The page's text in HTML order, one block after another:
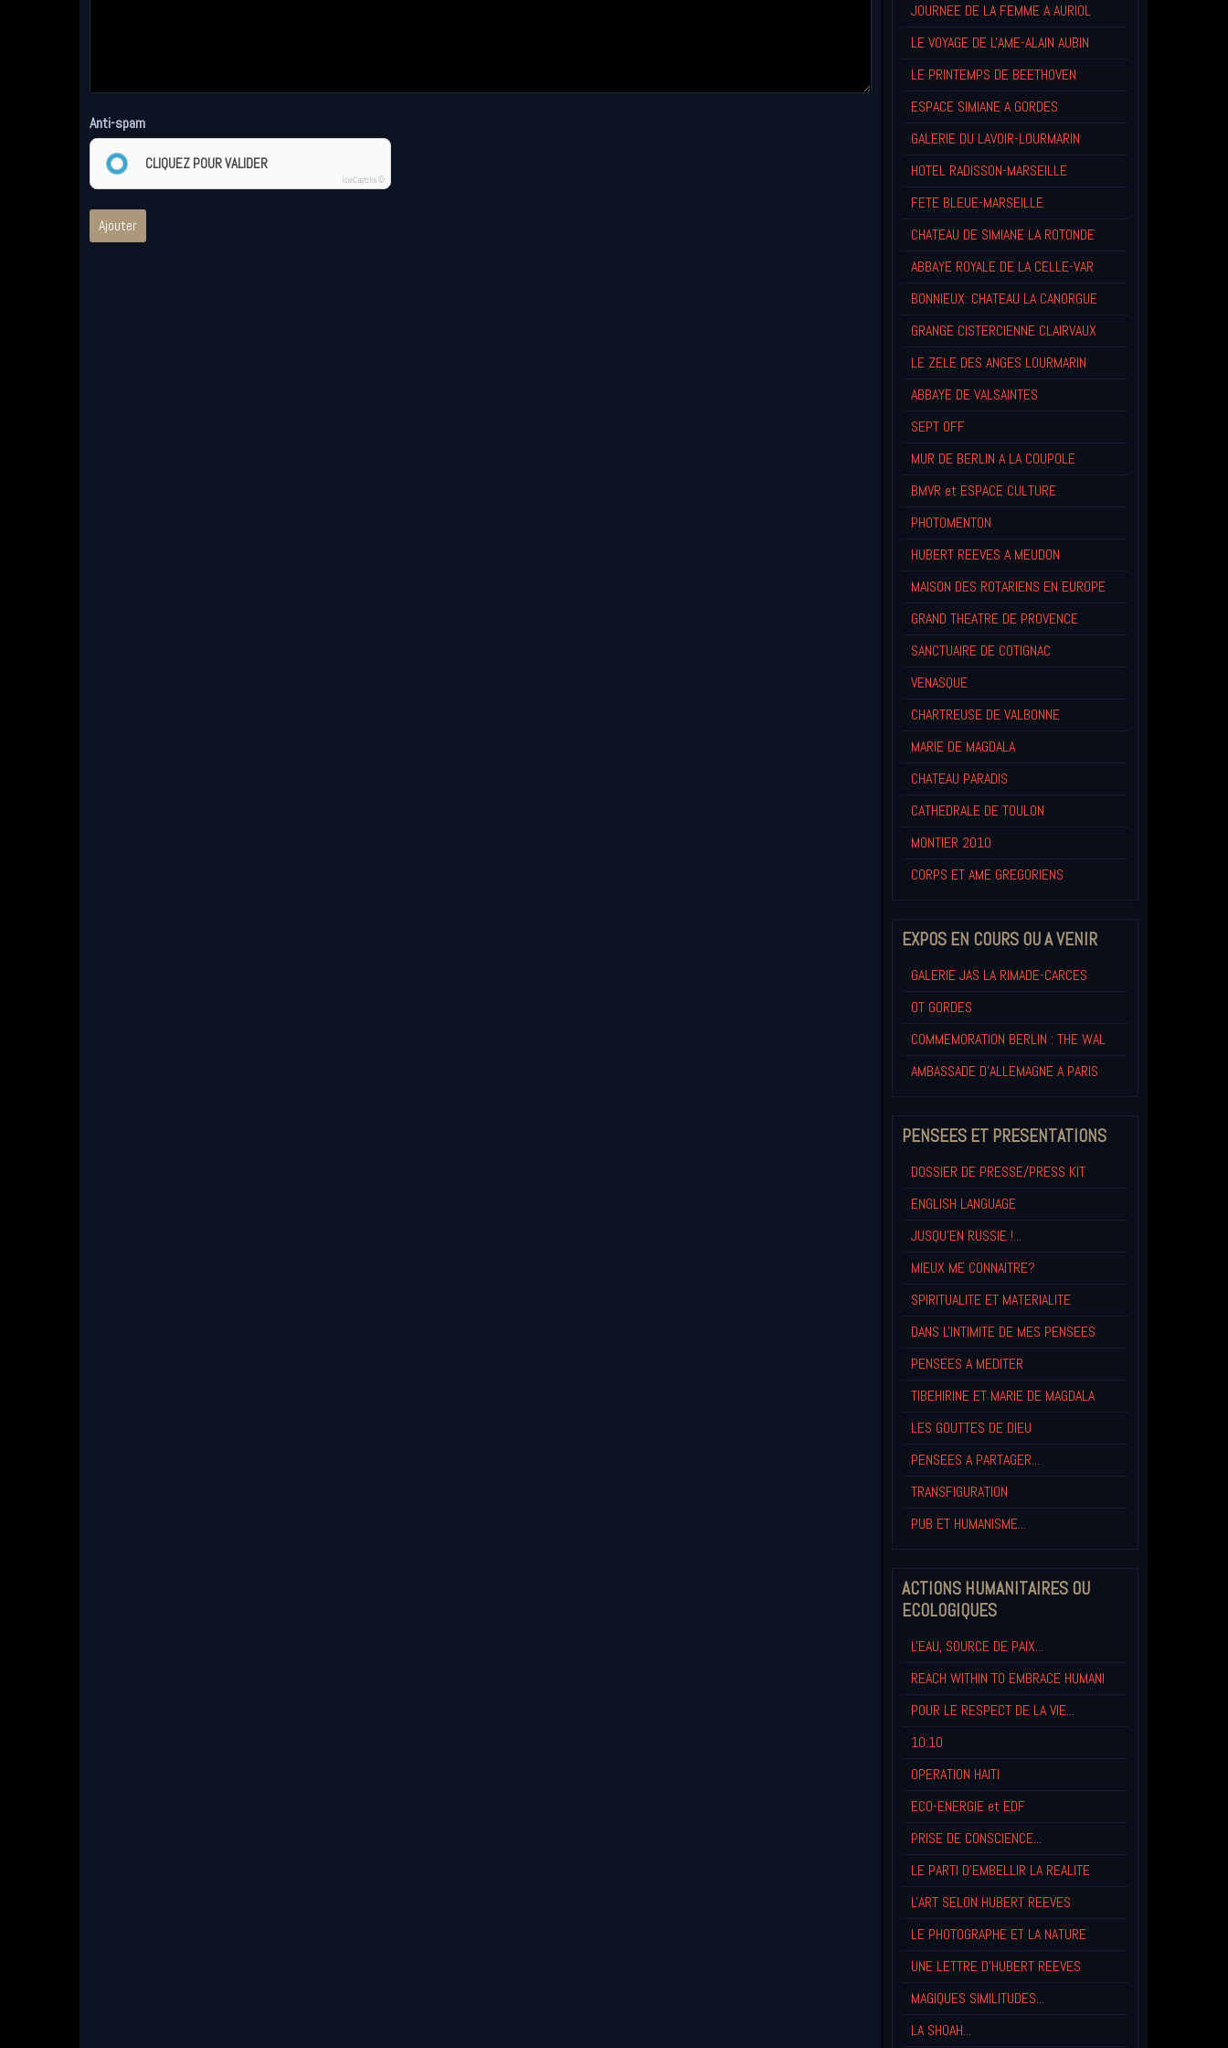
Anti-spam
CLIQUEZ POUR VALIDER
IconCaptcha ©
Ajouter
JOURNEE DE LA FEMME A AURIOL
LE VOYAGE DE L'AME-ALAIN AUBIN
LE PRINTEMPS DE BEETHOVEN
ESPACE SIMIANE A GORDES
GALERIE DU LAVOIR-LOURMARIN
HOTEL RADISSON-MARSEILLE
FETE BLEUE-MARSEILLE
CHATEAU DE SIMIANE LA ROTONDE
ABBAYE ROYALE DE LA CELLE-VAR
BONNIEUX: CHATEAU LA CANORGUE
GRANGE CISTERCIENNE CLAIRVAUX
LE ZELE DES ANGES LOURMARIN
ABBAYE DE VALSAINTES
SEPT OFF
MUR DE BERLIN A LA COUPOLE
BMVR et ESPACE CULTURE
PHOTOMENTON
HUBERT REEVES A MEUDON
MAISON DES ROTARIENS EN EUROPE
GRAND THEATRE DE PROVENCE
SANCTUAIRE DE COTIGNAC
VENASQUE
CHARTREUSE DE VALBONNE
MARIE DE MAGDALA
CHATEAU PARADIS
CATHEDRALE DE TOULON
MONTIER 2010
CORPS ET AME GREGORIENS
EXPOS EN COURS OU A VENIR
GALERIE JAS LA RIMADE-CARCES
OT GORDES
COMMEMORATION BERLIN : THE WAL
AMBASSADE D'ALLEMAGNE A PARIS
PENSEES ET PRESENTATIONS
DOSSIER DE PRESSE/PRESS KIT
ENGLISH LANGUAGE
JUSQU'EN RUSSIE !...
MIEUX ME CONNAITRE?
SPIRITUALITE ET MATERIALITE
DANS L'INTIMITE DE MES PENSEES
PENSEES A MEDITER
TIBEHIRINE ET MARIE DE MAGDALA
LES GOUTTES DE DIEU
PENSEES A PARTAGER...
TRANSFIGURATION
PUB ET HUMANISME...
ACTIONS HUMANITAIRES OU
ECOLOGIQUES
L'EAU, SOURCE DE PAIX...
REACH WITHIN TO EMBRACE HUMANI
POUR LE RESPECT DE LA VIE...
10:10
OPERATION HAITI
ECO-ENERGIE et EDF
PRISE DE CONSCIENCE...
LE PARTI D'EMBELLIR LA REALITE
L'ART SELON HUBERT REEVES
LE PHOTOGRAPHE ET LA NATURE
UNE LETTRE D'HUBERT REEVES
MAGIQUES SIMILITUDES...
LA SHOAH...